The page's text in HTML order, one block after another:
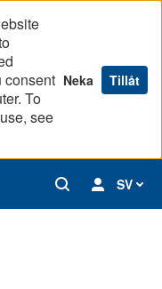
consent
To
see
Neka Tillåt
SV